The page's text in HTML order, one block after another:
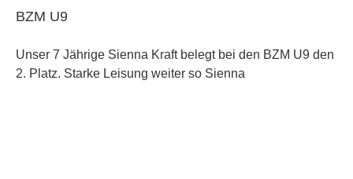
BZM U9
Unser 7 Jährige Sienna Kraft belegt bei den BZM U9 den
2. Platz. Starke Leisung weiter so Sienna